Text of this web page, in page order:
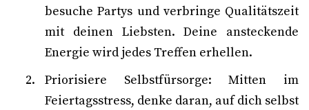
besuche Partys und verbringe Qualitätszeit
mit deinen Liebsten. Deine ansteckende
Energie wird jedes Treffen erhellen.
Priorisiere Selbstfürsorge: Mitten im
Feiertagsstress, denke daran, auf dich selbst